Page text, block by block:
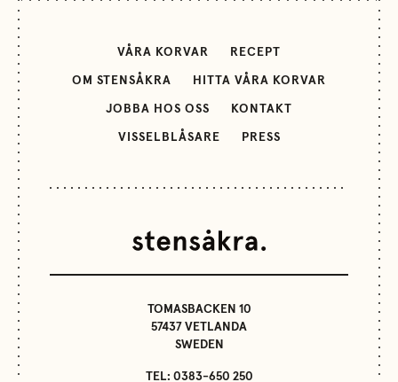
VÅRA KORVAR RECEPT
OM STENSÅKRA HITTA VÅRA KORVAR
JOBBA HOS OSS KONTAKT
VISSELBLÅSARE PRESS
TOMASBACKEN 10
57437 VETLANDA
SWEDEN
TEL: 0383-650 250